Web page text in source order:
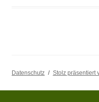
Datenschutz Stolz präsentiert